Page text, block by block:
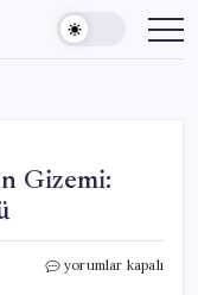
Gizemi:
Antik
yorumlar kapalı